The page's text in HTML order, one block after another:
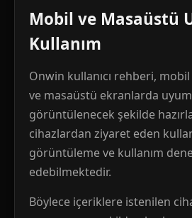
Mobil ve Masaüstü
Kullanım
Onwin kullanıcı rehberi,
ve masaüstü ekranlarda
görüntülenecek şekilde
cihazlardan ziyaret eden
görüntüleme ve kullanım
edebilmektedir.
Böylece içeriklere istenilen